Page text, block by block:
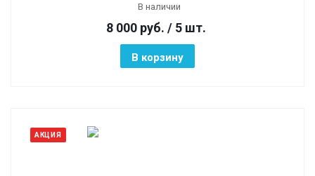
В наличии
8 000 руб. / 5 шт.
В корзину
АКЦИЯ